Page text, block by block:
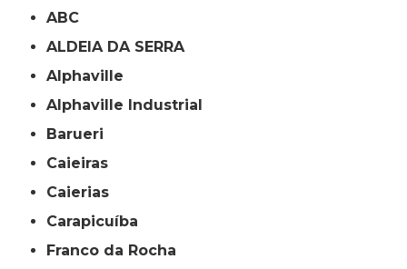
ABC
ALDEIA DA SERRA
Alphaville
Alphaville Industrial
Barueri
Caieiras
Caierias
Carapicuíba
Franco da Rocha